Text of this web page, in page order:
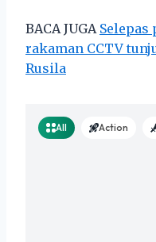
BACA JUGA Selepas
rakaman CCTV
Rusila